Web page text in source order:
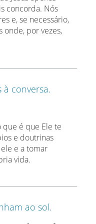
concorda. Nós
e, se necessário,
onde, por vezes,
que é que Ele te
e doutrinas
e a tomar
vida.